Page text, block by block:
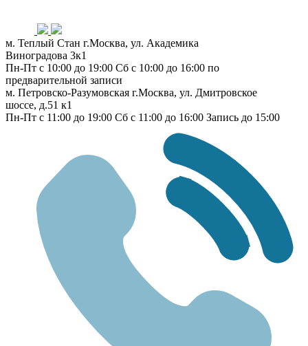
м. Теплый Стан г.Москва, ул. Академика
Виноградова 3к1
Пн-Пт с 10:00 до 19:00 Сб с 10:00 до 16:00 по
предварительной записи
м. Петровско-Разумовская г.Москва, ул. Дмитровское
шоссе, д.51 к1
Пн-Пт с 11:00 до 19:00 Сб с 11:00 до 16:00 Запись до 15:00